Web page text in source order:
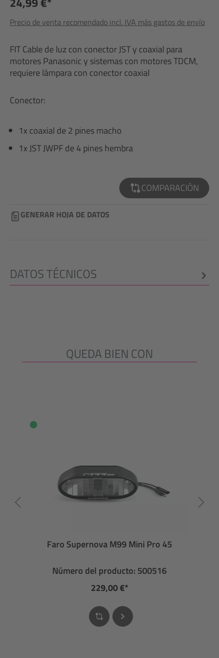
Precio de venta recomendado incl. IVA más gastos de envío
FIT Cable de luz con conector JST y coaxial para
motores Panasonic y sistemas con motores TDCM,
requiere lámpara con conector coaxial
Conector:
1x coaxial de 2 pines macho
1x JST JWPF de 4 pines hembra
COMPARACIÓN
GENERAR HOJA DE DATOS
DATOS TÉCNICOS
Omitir la galería de productos
QUEDA BIEN CON
Faro Supernova M99 Mini Pro 45
Número del producto: 500516
229,00 €*